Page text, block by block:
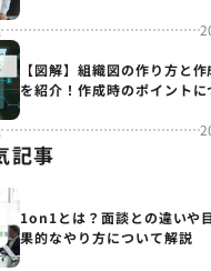
【図解】組織図の作り方と
を紹介！作成時のポイントに
記事
1on1とは？面談との違いや
果的なやり方について解説